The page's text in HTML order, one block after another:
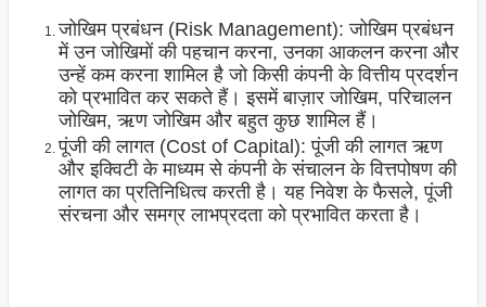
जोखिम प्रबंधन (Risk Management): जोखिम प्रबंधन
में उन जोखिमों की पहचान करना, उनका आकलन करना और
उन्हें कम करना शामिल है जो किसी कंपनी के वित्तीय प्रदर्शन
को प्रभावित कर सकते हैं। इसमें बाज़ार जोखिम, परिचालन
जोखिम, ऋण जोखिम और बहुत कुछ शामिल हैं।
पूंजी की लागत (Cost of Capital): पूंजी की लागत ऋण
और इक्विटी के माध्यम से कंपनी के संचालन के वित्तपोषण की
लागत का प्रतिनिधित्व करती है। यह निवेश के फैसले, पूंजी
संरचना और समग्र लाभप्रदता को प्रभावित करता है।